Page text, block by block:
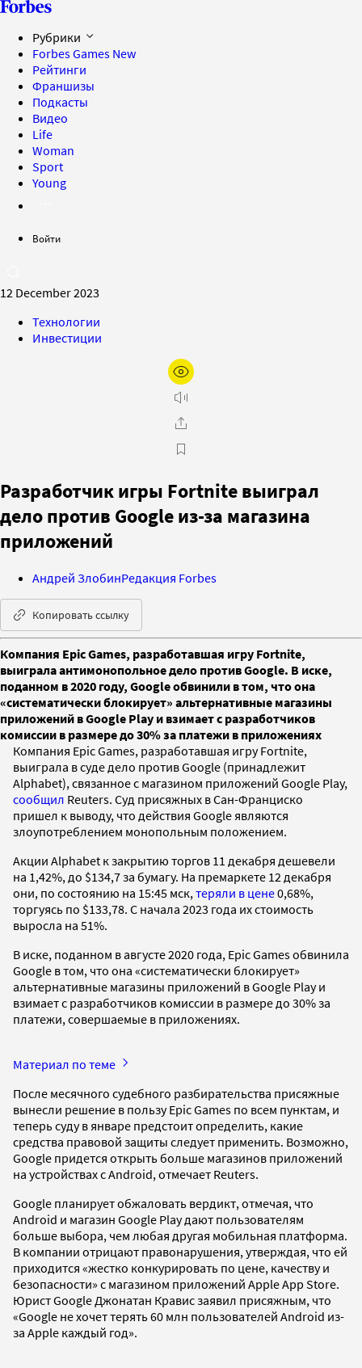
Рубрики
Forbes Games New
Рейтинги
Франшизы
Подкасты
Видео
Life
Woman
Sport
Young
Войти
12 December 2023
Технологии
Инвестиции
Разработчик игры Fortnite выиграл
дело против Google из-за магазина
приложений
Андрей ЗлобинРедакция Forbes
Копировать ссылку
Компания Epic Games, разработавшая игру Fortnite,
выиграла антимонопольное дело против Google. В иске,
поданном в 2020 году, Google обвинили в том, что она
«систематически блокирует» альтернативные магазины
приложений в Google Play и взимает с разработчиков
комиссии в размере до 30% за платежи в приложениях
Компания Epic Games, разработавшая игру Fortnite,
выиграла в суде дело против Google (принадлежит
Alphabet), связанное с магазином приложений Google Play,
сообщил Reuters. Суд присяжных в Сан-Франциско
пришел к выводу, что действия Google являются
злоупотреблением монопольным положением.
Акции Alphabet к закрытию торгов 11 декабря дешевели
на 1,42%, до $134,7 за бумагу. На премаркете 12 декабря
они, по состоянию на 15:45 мск, теряли в цене0,68%,
торгуясь по $133,78. С начала 2023 года их стоимость
выросла на 51%.
В иске, поданном в августе 2020 года, Epic Games обвинила
Google в том, что она «систематически блокирует»
альтернативные магазины приложений в Google Play и
взимает с разработчиков комиссии в размере до 30% за
платежи, совершаемые в приложениях.
Материал по теме
После месячного судебного разбирательства присяжные
вынесли решение в пользу Epic Games по всем пунктам, и
теперь суду в январе предстоит определить, какие
средства правовой защиты следует применить. Возможно,
Google придется открыть больше магазинов приложений
на устройствах с Android, отмечает Reuters.
Google планирует обжаловать вердикт, отмечая, что
Android и магазин Google Play дают пользователям
больше выбора, чем любая другая мобильная платформа.
В компании отрицают правонарушения, утверждая, что ей
приходится «жестко конкурировать по цене, качеству и
безопасности» с магазином приложений Apple App Store.
Юрист Google Джонатан Кравис заявил присяжным, что
«Google не хочет терять 60 млн пользователей Android из-
за Apple каждый год».